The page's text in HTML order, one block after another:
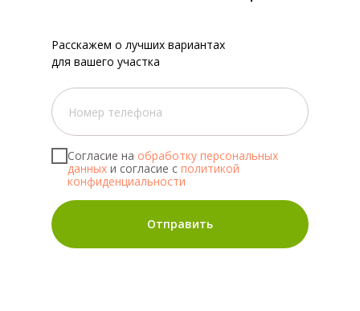
Согласие на обработку персональных
данных и согласие с политикой
конфиденциальности
Отправить
Расскажем о лучших вариантах
для вашего участка